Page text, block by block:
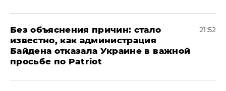
Без объяснения причин: стало
известно, как администрация
Байдена отказала Украине в важной
просьбе по Patriot
21:52